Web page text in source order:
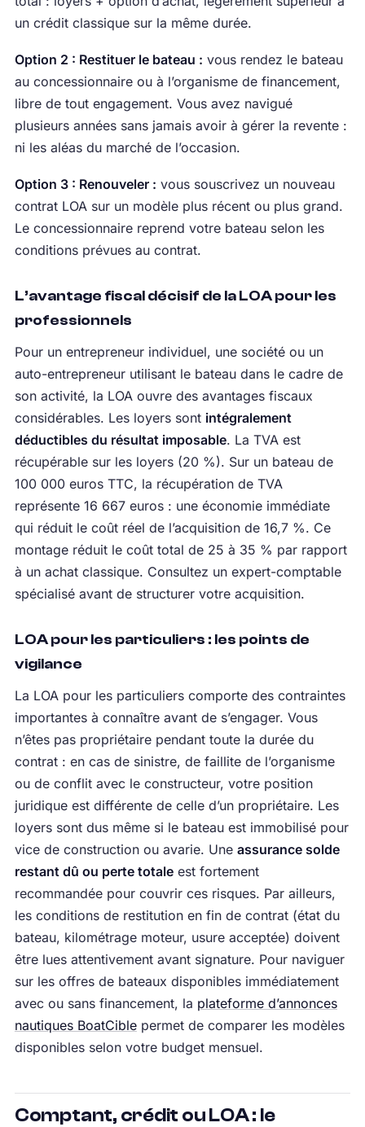
un crédit classique sur la même durée.
Option 2 : Restituer le bateau : vous rendez le bateau
au concessionnaire ou à l’organisme de financement,
libre de tout engagement. Vous avez navigué
plusieurs années sans jamais avoir à gérer la revente :
ni les aléas du marché de l’occasion.
Option 3 : Renouveler : vous souscrivez un nouveau
contrat LOA sur un modèle plus récent ou plus grand.
Le concessionnaire reprend votre bateau selon les
conditions prévues au contrat.
L’avantage fiscal décisif de la LOA pour les
professionnels
Pour un entrepreneur individuel, une société ou un
auto-entrepreneur utilisant le bateau dans le cadre de
son activité, la LOA ouvre des avantages fiscaux
considérables. Les loyers sont intégralement
déductibles du résultat imposable. La TVA est
récupérable sur les loyers (20 %). Sur un bateau de
100 000 euros TTC, la récupération de TVA
représente 16 667 euros : une économie immédiate
qui réduit le coût réel de l’acquisition de 16,7 %. Ce
montage réduit le coût total de 25 à 35 % par rapport
à un achat classique. Consultez un expert-comptable
spécialisé avant de structurer votre acquisition.
LOA pour les particuliers : les points de
vigilance
La LOA pour les particuliers comporte des contraintes
importantes à connaître avant de s’engager. Vous
n’êtes pas propriétaire pendant toute la durée du
contrat : en cas de sinistre, de faillite de l’organisme
ou de conflit avec le constructeur, votre position
juridique est différente de celle d’un propriétaire. Les
loyers sont dus même si le bateau est immobilisé pour
vice de construction ou avarie. Une assurance solde
restant dû ou perte totaleest fortement
recommandée pour couvrir ces risques. Par ailleurs,
les conditions de restitution en fin de contrat (état du
bateau, kilométrage moteur, usure acceptée) doivent
être lues attentivement avant signature. Pour naviguer
sur les offres de bateaux disponibles immédiatement
avec ou sans financement, la plateforme d’annonces
nautiques BoatCiblepermet de comparer les modèles
disponibles selon votre budget mensuel.
Comptant, crédit ou LOA : le